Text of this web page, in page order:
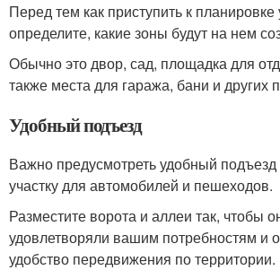
Перед тем как приступить к планировке
определите, какие зоны будут на нем
Обычно это двор, сад, площадка для
также места для гаража, бани и других
Удобный подъезд
Важно предусмотреть удобный
участку для автомобилей и пешеходов.
Разместите ворота и аллеи так, чтобы
удовлетворяли вашим потребностям и
удобство передвижения по территории.